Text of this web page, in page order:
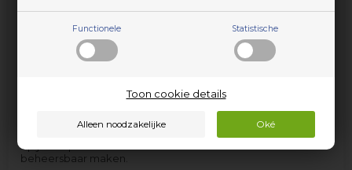
Functionele Statistische
Toon cookie details
Afzuigkap Filter nodig? Bij Nettoparts vindt u een van de
vervaardigd voor veel verschillende merken en modellen.
Vergeet niet om het filtermenu te gebruiken om te filteren
op jouw specifieke merk. Dit zal de Filter selectie vaak beter
beheersbaar maken.